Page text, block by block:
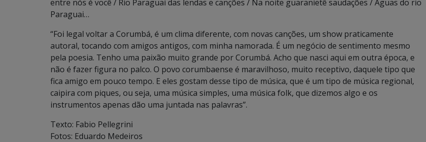
entre nós é você / Rio Paraguai das lendas e canções / Na noite guaranietê saudações / Águas do rio
Paraguai…
“Foi legal voltar a Corumbá, é um clima diferente, com novas canções, um show praticamente
autoral, tocando com amigos antigos, com minha namorada. É um negócio de sentimento mesmo
pela poesia. Tenho uma paixão muito grande por Corumbá. Acho que nasci aqui em outra época, e
não é fazer figura no palco. O povo corumbaense é maravilhoso, muito receptivo, daquele tipo que
fica amigo em pouco tempo. E eles gostam desse tipo de música, que é um tipo de música regional,
caipira com piques, ou seja, uma música simples, uma música folk, que dizemos algo e os
instrumentos apenas dão uma juntada nas palavras”.
Texto: Fabio Pellegrini
Fotos: Eduardo Medeiros